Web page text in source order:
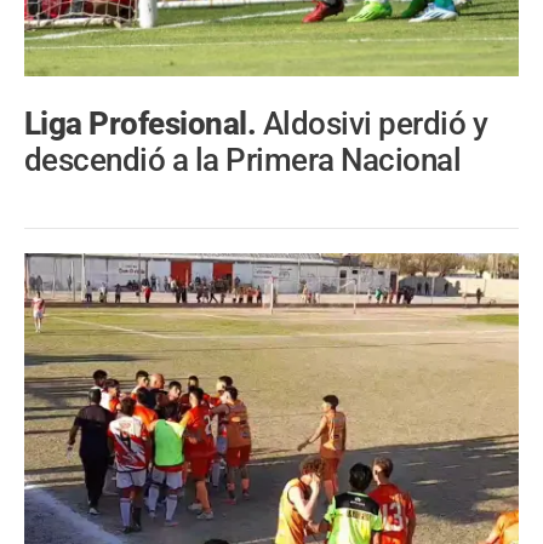
Liga Profesional. Aldosivi perdió y
descendió a la Primera Nacional